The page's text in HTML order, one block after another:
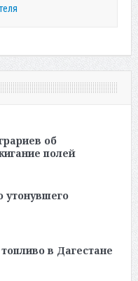
об
полей
утонувшего
в Дагестане